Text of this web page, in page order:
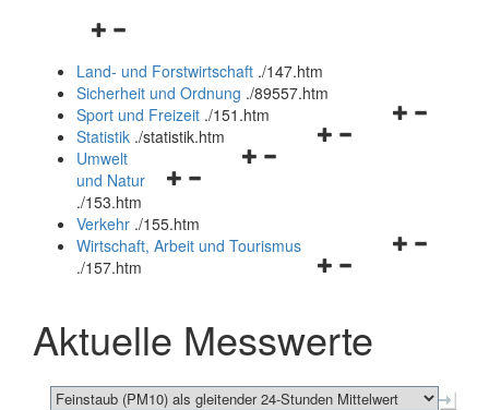
Navigationsmenü
und
schließen
Land- und Forstwirtschaft ./147.htm
Sicherheit und Ordnung ./89557.htm
Navigationsmenü
Sport und Freizeit ./151.htm
Navigationsmenü
Statistik ./statistik.htm
Navigationsmenü
und
schließen
Umwelt
und Natur
./153.htm
Verkehr ./155.htm
Navigationsmenü
schließen
Wirtschaft, Arbeit und Tourismus
./157.htm
Aktuelle Messwerte